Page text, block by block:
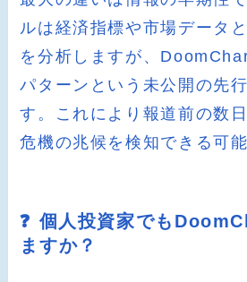
ルは経済指標や市場データ
を分析しますが、
パターンという未公開の先
す。これにより報道前の数
危機の兆候を検知できる可
❓ 個人投資家でも
ますか？